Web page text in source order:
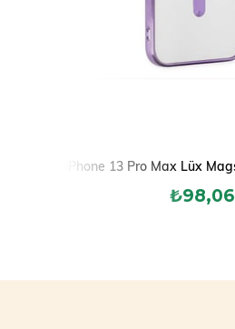
₺98,06